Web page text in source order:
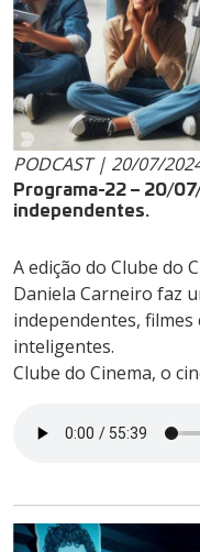
PODCAST | 20/07/
Programa-22 – 20/
independentes.
A edição do Clube do
Daniela Carneiro faz
independentes, filmes
inteligentes.
Clube do Cinema, o